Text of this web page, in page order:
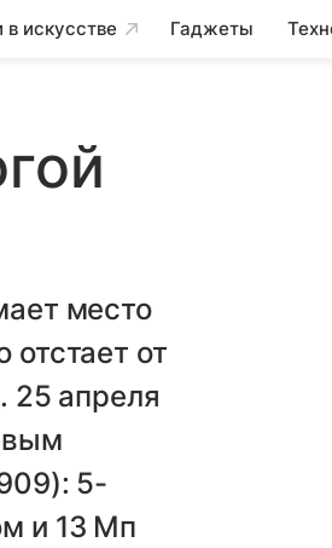
в искусстве Гаджеты
место
отстает от
25 апреля
5-
и 13 Мп